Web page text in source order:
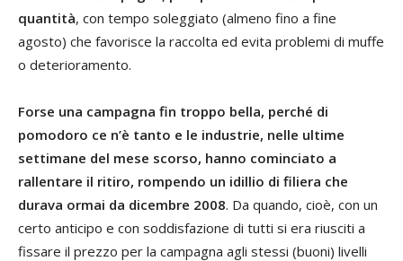
quantità, con tempo soleggiato (almeno fino a fine
agosto) che favorisce la raccolta ed evita problemi di muffe
o deterioramento.
Forse una campagna fin troppo bella, perché di
pomodoro ce n’è tanto e le industrie, nelle ultime
settimane del mese scorso, hanno cominciato a
rallentare il ritiro, rompendo un idillio di filiera che
durava ormai da dicembre 2008. Da quando, cioè, con un
certo anticipo e con soddisfazione di tutti si era riusciti a
fissare il prezzo per la campagna agli stessi (buoni) livelli